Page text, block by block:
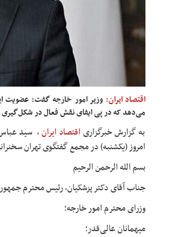
اقتصاد ایران: وزیر امور خارجه گفت: عضویت
می‌دهد که در پی ایفای نقش فعال در
به گزارش خبرگزاریاقتصاد ایران، سید
امروز (یکشنبه) در مجمع گفتگوی تهران
بسم الله الرحمن الرحیم
جناب آقای دکتر پزشکیان، رئیس محترم
وزرای محترم امور خارجه؛
میهمانان عالی‌قدر؛